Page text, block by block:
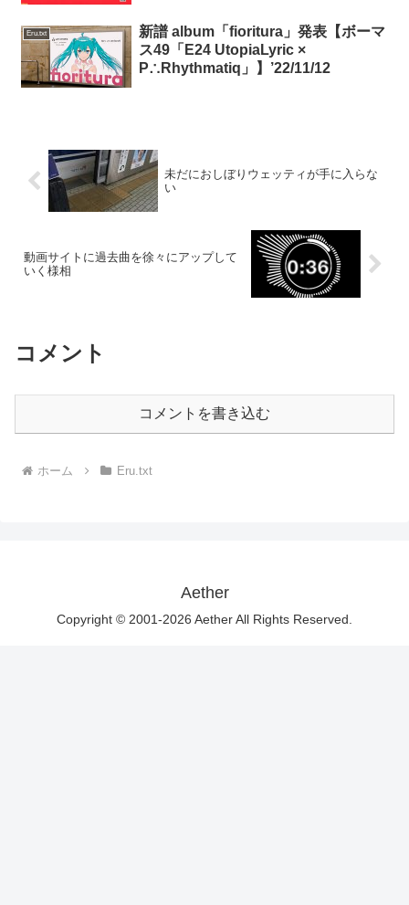
Eru.txt
新譜 album「fioritura」発表【ボーマ
ス49「E24 UtopiaLyric ×
P∴Rhythmatiq」】’22/11/12
未だにおしぼりウェッティが手に入らな
い
動画サイトに過去曲を徐々にアップして
いく様相
コメント
コメントを書き込む
ホーム Eru.txt
Aether
Copyright © 2001-2026 Aether All Rights Reserved.